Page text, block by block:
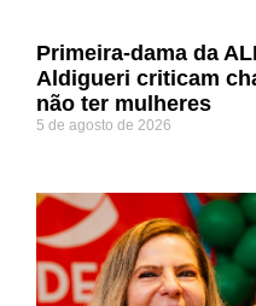
Primeira-dama da
Aldigueri criticam
não ter mulheres
5 de agosto de 2026